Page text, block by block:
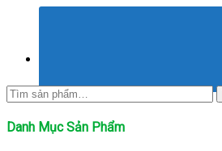
Tìm
kiếm:
Danh Mục Sản Phẩm